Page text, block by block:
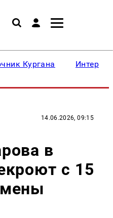
Кургана
14.06.2026, 09:15
в
с 15